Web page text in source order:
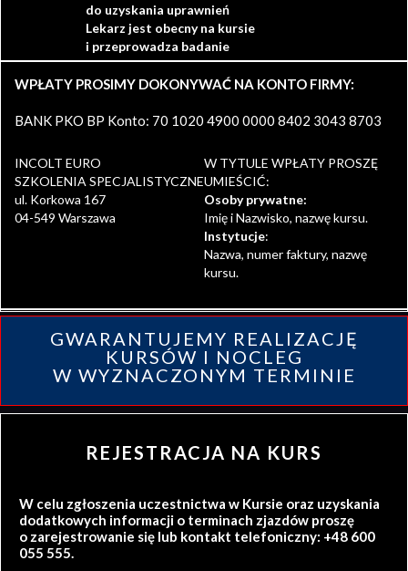
do uzyskania uprawnień
Lekarz jest obecny na kursie
i przeprowadza badanie
WPŁATY PROSIMY DOKONYWAĆ NA KONTO FIRMY:
BANK PKO BP Konto: 70 1020 4900 0000 8402 3043 8703
INCOLT EURO
SZKOLENIA SPECJALISTYCZNE
ul. Korkowa 167
04-549 Warszawa
W TYTULE WPŁATY PROSZĘ
UMIEŚCIĆ:
Osoby prywatne:
Imię i Nazwisko, nazwę kursu.
Instytucje:
Nazwa, numer faktury, nazwę
kursu.
GWARANTUJEMY REALIZACJĘ
KURSÓW I NOCLEG
W WYZNACZONYM TERMINIE
REJESTRACJA NA KURS
W celu zgłoszenia uczestnictwa w Kursie oraz uzyskania
dodatkowych informacji o terminach zjazdów proszę
o zarejestrowanie się lub kontakt telefoniczny: +48 600
055 555.